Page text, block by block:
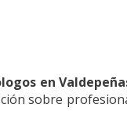
en
sobre